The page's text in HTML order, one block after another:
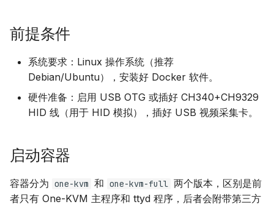
搜
访问 Web 界面
OTG 使用说明
环境变量
RustDesk 远程控制
VNC 远程
USB 动态配置
CUA AI 操作
赞助计划和感谢
动态 USB 配置
ATX 电源控制
高级用法 Webterm 网页终端
2FA 双重身份验证
周边套件与开发
前提条件
系统要求：Linux 操作系统（推荐
Debian/Ubuntu），安装好 Docker 软件。
硬件准备：启用 USB OTG 或插好 CH340+CH9329
HID 线（用于 HID 模拟），插好 USB 视频采集卡。
启动容器
容器分为 one-kvm 和 one-kvm-full 两个版本，区别是前
者只有 One-KVM 主程序和 ttyd 程序，后者会附带第三方